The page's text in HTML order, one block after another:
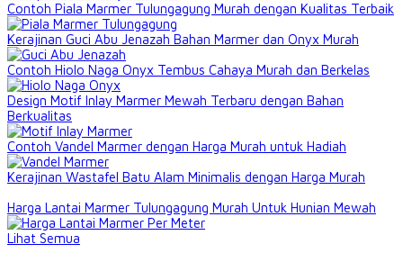
Contoh Piala Marmer Tulungagung Murah dengan Kualitas Terbaik
Kerajinan Guci Abu Jenazah Bahan Marmer dan Onyx Murah
Contoh Hiolo Naga Onyx Tembus Cahaya Murah dan Berkelas
Design Motif Inlay Marmer Mewah Terbaru dengan Bahan
Berkualitas
Contoh Vandel Marmer dengan Harga Murah untuk Hadiah
Kerajinan Wastafel Batu Alam Minimalis dengan Harga Murah
Harga Lantai Marmer Tulungagung Murah Untuk Hunian Mewah
Lihat Semua